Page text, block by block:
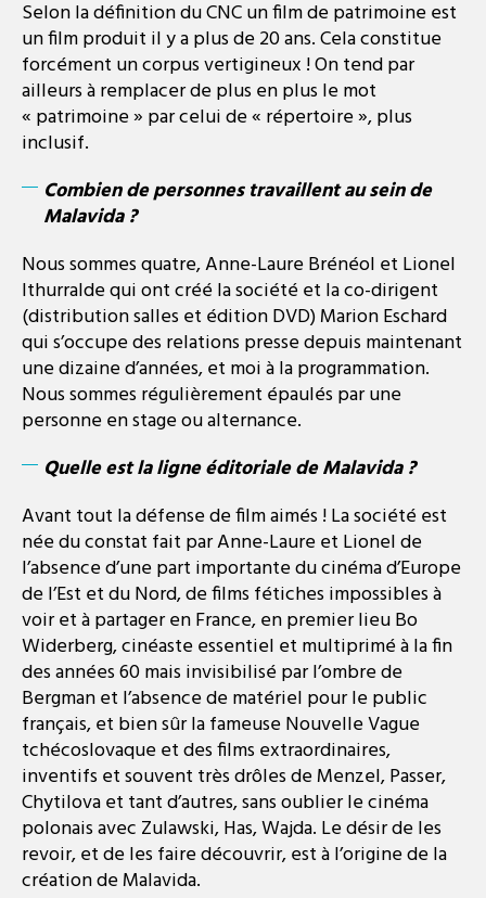
Selon la définition du CNC un film de patrimoine est
un film produit il y a plus de 20 ans. Cela constitue
forcément un corpus vertigineux ! On tend par
ailleurs à remplacer de plus en plus le mot
« patrimoine » par celui de « répertoire », plus
inclusif.
Combien de personnes travaillent au sein de
Malavida ?
Nous sommes quatre, Anne-Laure Brénéol et Lionel
Ithurralde qui ont créé la société et la co-dirigent ​
(distribution salles et édition DVD​) Marion Eschard
qui s’occupe des relations presse depuis maintenant
une dizaine d’années, et moi à la programmation.
Nous sommes régulièrement épaulés par une
personne en stage ou alternance​.
Quelle est la ligne éditoriale de Malavida ?
Avant tout la défense de film aimés ! La société est
née du constat fait par Anne-Laure et Lionel de
l’absence d’une part importante du cinéma d’Europe
de l’Est et du Nord, de films fétiches impossibles à
voir et à partager en France, en premier lieu Bo
Widerberg, cinéaste essentiel et multiprimé à la fin
des années 60 mais invisibilisé par l’ombre de
Bergman et l’absence de matériel pour le public
français, et bien sûr la fameuse Nouvelle Vague
tchécoslovaque et des films extraordinaires,
inventifs et souvent très drôles de Menzel, Passer,
Chytilova et tant d’autres​, sans oublier le cinéma
polonais avec Zulawski, Has, Wajda. Le désir de les
revoir, et de les faire découvrir, est à l’origine de la
création de Malavida.